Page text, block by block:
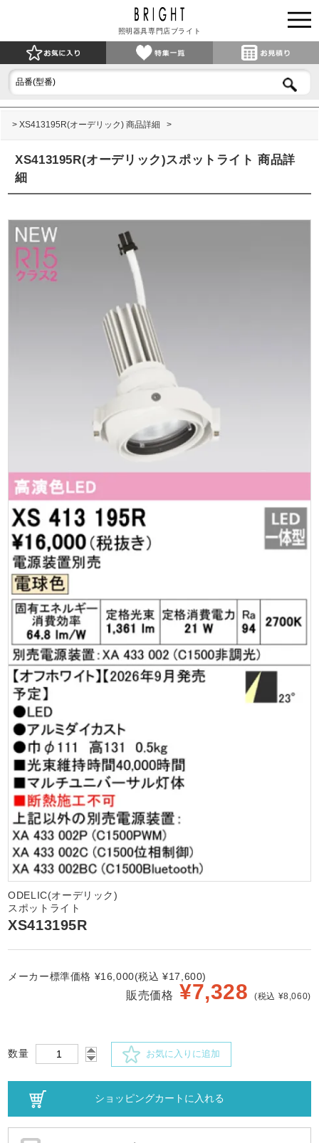
照明器具専門店ブライト
XS413195R(オーデリック) 商品詳細
XS413195R(オーデリック)スポットライト 商品詳
細
ODELIC(オーデリック)
スポットライト
XS413195R
メーカー標準価格 ¥16,000(税込 ¥17,600)
販売価格 ¥7,328 (税込 ¥8,060)
数量 お気に入りに追加